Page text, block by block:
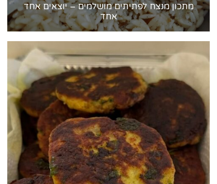
מתכון מנצח לפתיתים מושלמים – יוצאים אחד
אחד